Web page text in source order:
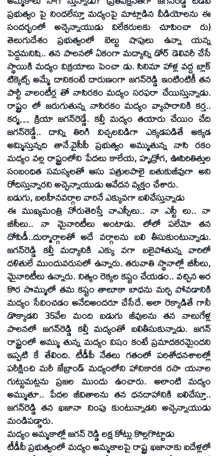
ప్రభుత్వం పై నిందలేస్తూ మద్యంపై మాట్లాడిన వీడియోలను ఈ
సందర్భంలో అచ్చెన్నాయుడు విలేకరులకు చూపించా రు)
తెలుగుదేశం ప్రభుత్వంలో బెల్టు షాపులు ఉన్నా యన్న
పెద్దమనిషి.. తన పాలనలో ఏకంగా మద్యాన్ని డోర్‌ డెలివరీ చేసే
స్థాయికి మద్యం విక్రయాలు పెంచా డు. సినిమా హాళ్ల వద్ద బ్లాక్‌
టిక్కెట్స్‌ అమ్మే దానికంటే దారుణంగా జగన్‌రెడ్డి ఇంటింటికీ తన
పార్టీ వాలంటీర్ల తో నాసిరకం మద్యం సరఫరా చేయిస్తున్నాడు.
రాష్ట్రం లో జరుగుతున్న నాసిరకం మద్యం వ్యాపారానికి కర్త..
కర్మ… క్రియా జగన్‌రెడ్డే. కల్తీ మద్యం తయారు చేయిం చేది
జగన్‌రెడ్డే.. దాన్ని తిరిగి విచ్చలవిడిగా ఎక్కడపడితే అక్కడ
అమ్మిస్తున్నది తానే.వైసీపీ ప్రభుత్వం అమ్ముతున్న నాసి రకం
మద్యం వల్ల రాష్ట్రంలోని పేదలు కాలేయ, హృద్రోగ, ఊపిరితిత్తుల
సంబంధిత సమస్యలతో ఆసు పత్రులపాలై బతుకుజీవుగా అని
రోదిస్తున్నారని అచ్చెన్నాయుడు ఆవేదన వ్యక్తం చేశారు.
బడుగు, బలహీనవర్గాల వారినే ఎక్కువగా బలిచేస్తున్నాడు
ఈ ముఖ్యమంత్రి నోరుతెరిస్తే నాఎస్సీలు.. నా ఎస్టీ లు.. నా
బీసీలు.. నా మైనారిటీలు అంటాడు. లోలో పలేమో తన
దోపిడీ..దుర్మార్గాలతో అదే వర్గాలను బలి తీసుకుంటున్నాడు.
జగన్‌రెడ్డి కల్తీ మద్యానికి ఎక్కు వగా బలైపోతున్న వారిలో
దళితులే ముందువరుసలో ఉన్నారు. తరువాతి స్థానాల్లో బీసీలు,
మైనారిటీలు ఉన్నారు. నిత్యం రెక్కల కష్టం చేయడం.. వచ్చిన అర
కొర సొమ్ములో తమ కష్టం తాలూకా బాధను మర్చి పోవడానికి
మద్యం సేవించడం అనేదిఅందరూ చేసేదే. అలా రెక్కాడితే గానీ
డొక్కాడని 35వేల మంది బడుగు జీవులను తన నాలుగేళ్ల
పాలనలో జగన్‌రెడ్డి కల్తీ మద్యంతో బలితీసుకున్నాడు. జగన్‌
రాష్ట్రంలో అమ్ము తున్న మద్యం విషం కంటే ప్రమాదకరమైందని
ఇప్పటి కే తేలింది. టీడీపీ నేతలు గతంలో పరిశోధనశాలల్లో
పరీక్షించి మరీ జేబ్రాండ్‌ మద్యంలోని హానికారక రసా యనాల
గుట్టుమట్లను ప్రజల ముందు ఉంచారు. అలాంటి మద్యం
అమ్ముతూ.. పేదల జీవితాలను తన ధనదాహానికి బలిచేస్తూ..
జగన్‌రెడ్డి తన ఖజానా నింపు కుంటున్నాడని అచ్చెన్నాయుడు
మండిపడ్డారు.
మద్యం అమ్మకాల్లో జగన్‌ రెడ్డి లక్ష కోట్లు కొల్లగొట్టాడు
టీడీపీ ప్రభుత్వంలో మద్యం అమ్మకాలపై రాష్ట్ర ఖజానాకు ఐదేళ్లలో